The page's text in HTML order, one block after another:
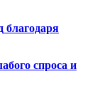
благодаря
спроса и